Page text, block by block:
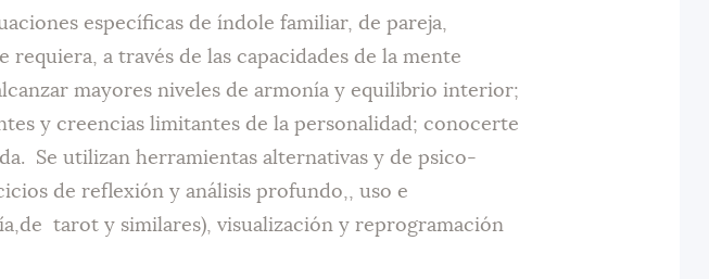
específicas de índole familiar, de pareja,
a través de las capacidades de la mente
mayores niveles de armonía y equilibrio interior;
y creencias limitantes de la personalidad; conocerte
Se utilizan herramientas alternativas y de psico-
de reflexión y análisis profundo,, uso e
tarot y similares), visualización y reprogramación